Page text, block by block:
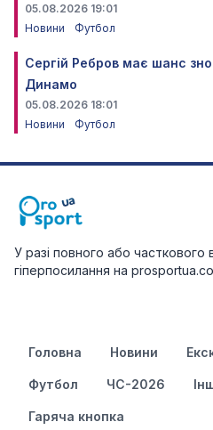
05.08.2026 19:01
Новини
Футбол
Сергій Ребров має шанс
Динамо
05.08.2026 18:01
Новини
Футбол
У разі повного або часткового
гіперпосилання на
Головна Новини
Футбол ЧС-2026
Гаряча кнопка